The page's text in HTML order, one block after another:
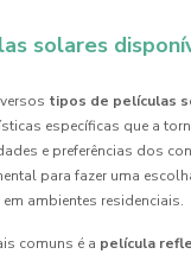
solares
tipos de películas
específicas que a
e preferências dos
para fazer uma
ambientes residenciais.
comuns é a película